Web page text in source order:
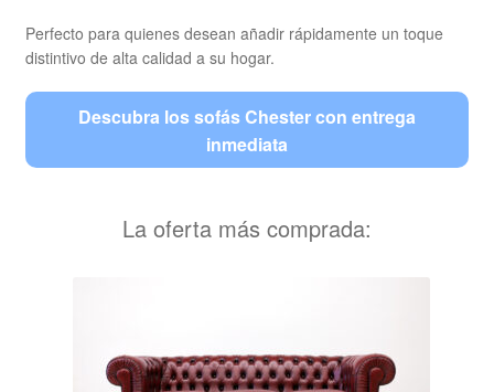
Perfecto para quienes desean añadir rápidamente un toque
distintivo de alta calidad a su hogar.
Descubra los sofás Chester con entrega
inmediata
La oferta más comprada: